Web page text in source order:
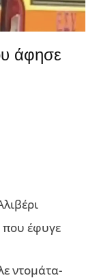
άφησε
που έφυγε
ντομάτα-